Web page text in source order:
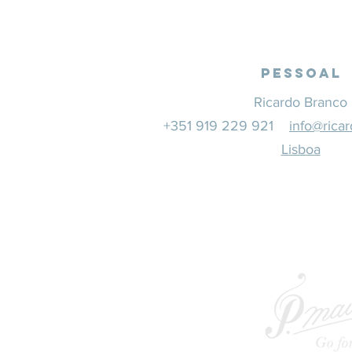
Pessoal
Ricardo Branco
+351 919 229 921
Lisboa